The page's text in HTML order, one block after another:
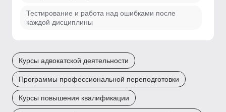
Тестирование и работа над ошибками после
каждой дисциплины
Курсы адвокатской деятельности
Программы профессиональной переподготовки
Курсы повышения квалификации